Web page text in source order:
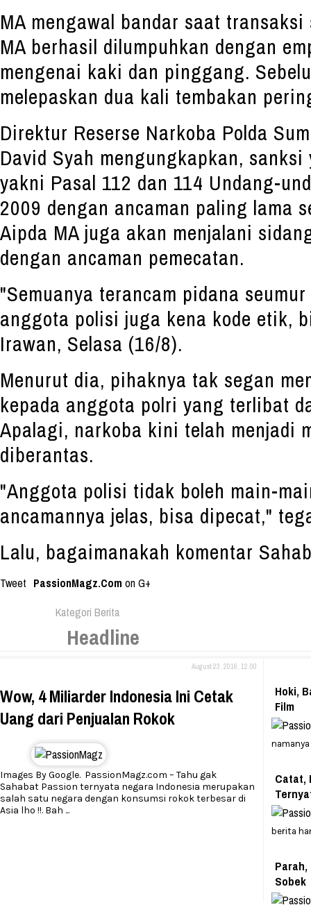
MA mengawal bandar saat
MA berhasil dilumpuhkan dengan
mengenai kaki dan pinggang.
melepaskan dua kali tembakan
Direktur Reserse Narkoba Polda
David Syah mengungkapkan,
yakni Pasal 112 dan 114 Undang-
2009 dengan ancaman paling lama
Aipda MA juga akan menjalani
dengan ancaman pemecatan.
"Semuanya terancam pidana
anggota polisi juga kena kode etik,
Irawan, Selasa (16/8).
Menurut dia, pihaknya tak segan
kepada anggota polri yang terlibat
Apalagi, narkoba kini telah menjadi
diberantas.
"Anggota polisi tidak boleh main-
ancamannya jelas, bisa dipecat,"
Lalu, bagaimanakah komentar
Tweet PassionMagz.Com on G+
Kategori Berita
Headline
August 23, 2016, 12:00
Wow, 4 Miliarder Indonesia Ini Cetak
Uang dari Penjualan Rokok
Images By Google. PassionMagz.com – Tahu gak
Sahabat Passion ternyata negara Indonesia merupakan
salah satu negara dengan konsumsi rokok terbesar di
Asia lho !!. Bah ...
Hoki,
Film
namanya
Catat,
berita
Parah,
Sobek